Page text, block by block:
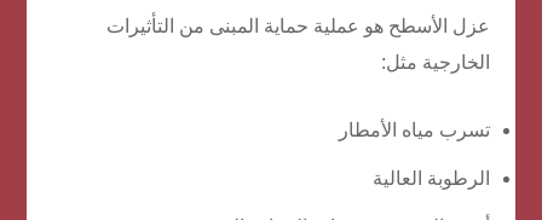
عزل الأسطح هو عملية حماية المبنى من التأثيرات
الخارجية مثل:
تسرب مياه الأمطار
الرطوبة العالية